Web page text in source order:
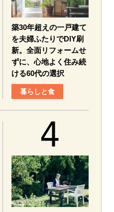
築30年超えの一戸建て
を夫婦ふたりでDIY刷
新。全面リフォームせ
ずに、心地よく住み続
ける60代の選択
暮らしと食